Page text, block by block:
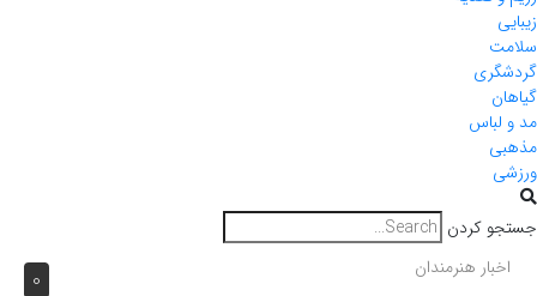
زیبایی
سلامت
گردشگری
گیاهان
مد و لباس
مذهبی
ورزشی
جستجو کردن
0 اخبار هنرمندان